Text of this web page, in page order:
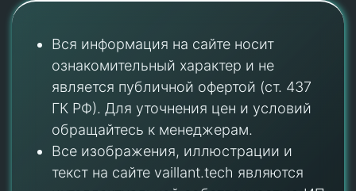
Вся информация на сайте носит
ознакомительный характер и не
является публичной офертой (ст. 437
ГК РФ). Для уточнения цен и условий
обращайтесь к менеджерам.
Все изображения, иллюстрации и
текст на сайте vaillant.tech являются